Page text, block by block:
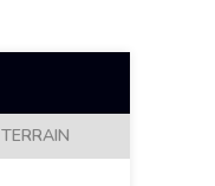
TERRAIN